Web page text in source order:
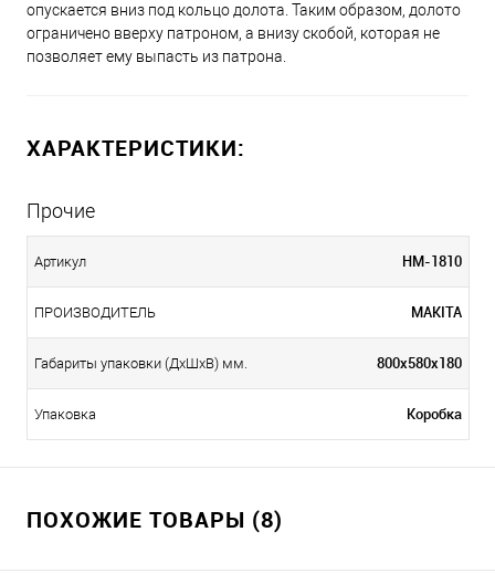
опускается вниз под кольцо долота. Таким образом, долото
ограничено вверху патроном, а внизу скобой, которая не
позволяет ему выпасть из патрона.
ХАРАКТЕРИСТИКИ:
Прочие
Артикул HM-1810
ПРОИЗВОДИТЕЛЬ MAKITA
Габариты упаковки (ДхШхВ) мм. 800х580х180
Упаковка Коробка
ПОХОЖИЕ ТОВАРЫ (8)